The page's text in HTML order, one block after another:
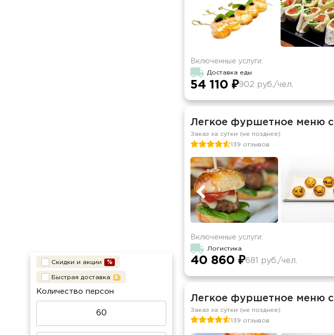
Скидки и акции
Быстрая доставка
Количество персон
Включенные услуги:
Доставка еды
54 110 ₽902 руб./чел.
Легкое фуршетное меню
Заказ за сутки (не позднее)
139 отзывов
Включенные услуги:
Логистика
40 860 ₽681 руб./чел.
Легкое фуршетное меню
Заказ за сутки (не позднее)
139 отзывов